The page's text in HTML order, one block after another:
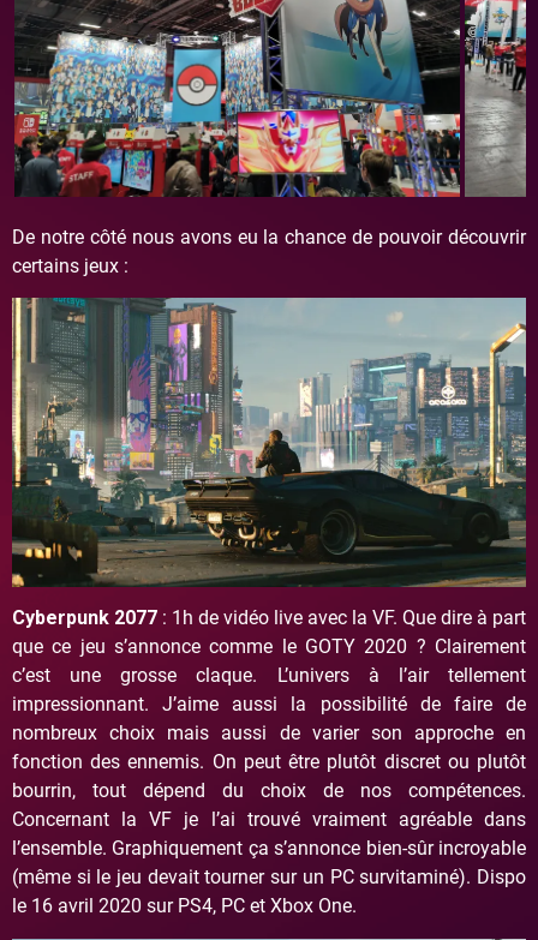
De notre côté nous avons eu la chance de pouvoir découvrir
certains jeux :
Cyberpunk 2077 : 1h de vidéo live avec la VF. Que dire à part
que ce jeu s’annonce comme le GOTY 2020 ? Clairement
c’est une grosse claque. L’univers à l’air tellement
impressionnant. J’aime aussi la possibilité de faire de
nombreux choix mais aussi de varier son approche en
fonction des ennemis. On peut être plutôt discret ou plutôt
bourrin, tout dépend du choix de nos compétences.
Concernant la VF je l’ai trouvé vraiment agréable dans
l’ensemble. Graphiquement ça s’annonce bien-sûr incroyable
(même si le jeu devait tourner sur un PC survitaminé). Dispo
le 16 avril 2020 sur PS4, PC et Xbox One.